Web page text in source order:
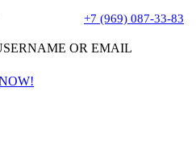
OR EMAIL
+7 (969) 087-33-83